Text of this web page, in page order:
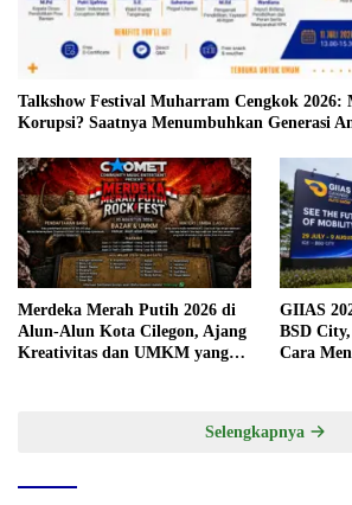
Talkshow Festival Muharram Cengkok 2026:
Korupsi? Saatnya Menumbuhkan Generasi
Merdeka Merah Putih 2026 di
Alun-Alun Kota Cilegon, Ajang
Kreativitas dan UMKM yang
GIIAS
BSD
Cara
Selengkapnya